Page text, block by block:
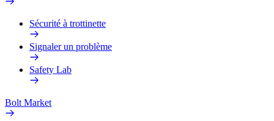
Sécurité à trottinette
Signaler un problème
Safety Lab
Bolt Market